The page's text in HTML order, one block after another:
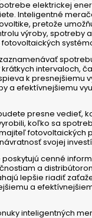
elektrickej
Inteligentné
pretože
výroby, spotreby
intervaloch,
k presnejšiemu
a efektívnejšiemu
presne vedieť,
koľko sa
fotovoltaických
svojej
cenné
a
lepšie riadiť
a
inteligentných